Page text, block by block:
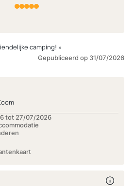
« Heerlijke schone kindvriendelijke camping! »
Gepubliceerd op 31/07/2026
tot 27/07/2026